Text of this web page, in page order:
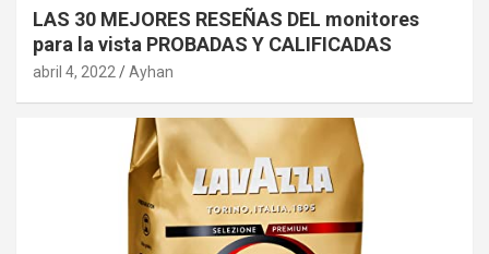
LAS 30 MEJORES RESEÑAS DEL monitores
para la vista PROBADAS Y CALIFICADAS
abril 4, 2022 Ayhan